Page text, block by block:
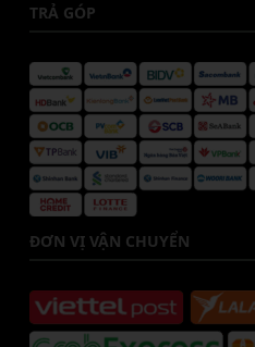
TRẢ GÓP
ĐƠN VỊ VẬN CHUYỂN